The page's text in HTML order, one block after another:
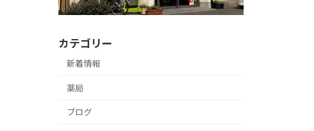
カテゴリー
新着情報
薬局
ブログ